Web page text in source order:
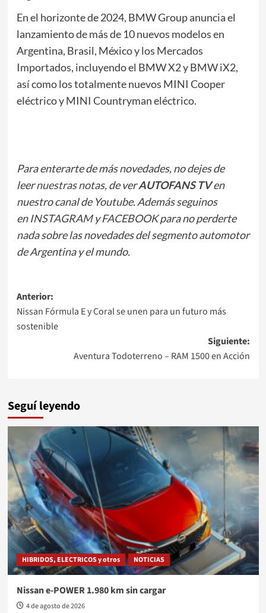
En el horizonte de 2024, BMW Group anuncia el
lanzamiento de más de 10 nuevos modelos en
Argentina, Brasil, México y los Mercados
Importados, incluyendo el BMW X2 y BMW iX2,
así como los totalmente nuevos MINI Cooper
eléctrico y MINI Countryman eléctrico.
Para enterarte de más novedades, no dejes de
leernuestras notas, de ver AUTOFANS TVen
nuestro canal de Youtube. Además seguinos
enINSTAGRAMyFACEBOOKpara no perderte
nada sobre las novedades del segmento automotor
de Argentina y el mundo.
Navegación
de
entradas
Anterior:
Nissan Fórmula E y Coral se unen para un futuro más
sostenible
Siguiente:
Aventura Todoterreno – RAM 1500 en Acción
Seguí leyendo
HIBRIDOS, ELECTRICOS y otros NOTICIAS
Nissan e-POWER 1.980 km sin cargar
4 de agosto de 2026